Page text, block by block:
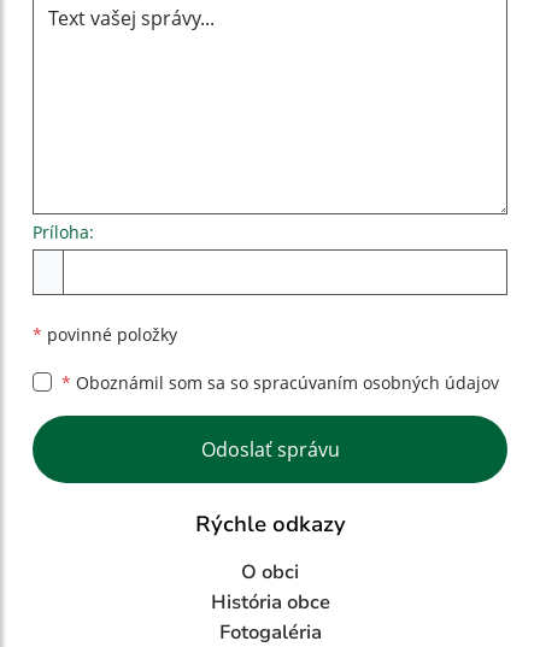
Príloha:
* povinné položky
* Oboznámil som sa so spracúvaním osobných údajov
Google reCaptcha Response
Odoslať správu
Rýchle odkazy
O obci
História obce
Fotogaléria